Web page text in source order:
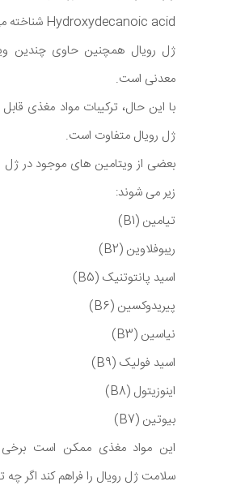
Hydroxydecanoic acid شناخته می شوند.
معدنی است.
با این حال، ترکیبات مواد مغذی
ژل رویال متفاوت است.
بعضی از ویتامین های موجود در ژل
زیر می شوند:
تیامین (B1)
ریبوفلاوین (B2)
اسید پانتوتنیک (B5)
پیریدوکسین (B6)
نیاسین (B3)
اسید فولیک (B9)
اینوزیتول (B8)
بیوتین (B7)
این مواد مغذی ممکن است برخی
سلامت ژل رویال را فراهم کند اگر